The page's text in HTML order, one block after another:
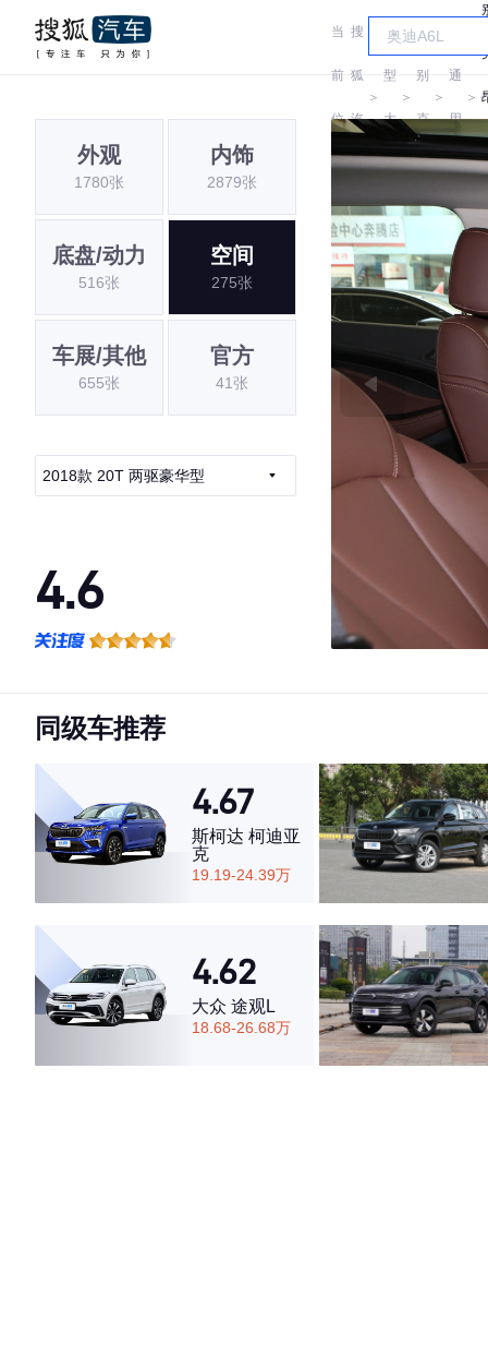
当
前
位
置:
搜
狐
汽
车
＞
车
型
大
全
＞
别
克
＞
通
用
别
克
＞
外观
1780张
内饰
2879张
底盘/动力
516张
空间
275张
车展/其他
655张
官方
41张
2018款 20T 两驱豪华型
4.6
·空间表现一般，低于61%同级车
同级车推荐
4.67
斯柯达 柯迪亚
克
19.19-24.39万
4.62
大众 途观L
18.68-26.68万